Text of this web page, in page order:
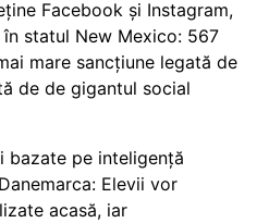
Facebook și Instagram,
statul New Mexico: 567
mare sancțiune legată de
de de gigantul social
bazate pe inteligență
Elevii vor
acasă, iar